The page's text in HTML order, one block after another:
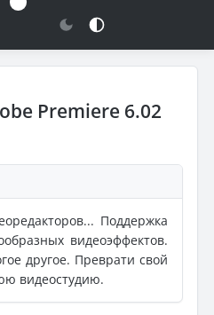
Premiere 6.02
Поддержка
видеоэффектов.
другое. Преврати свой
видеостудию.